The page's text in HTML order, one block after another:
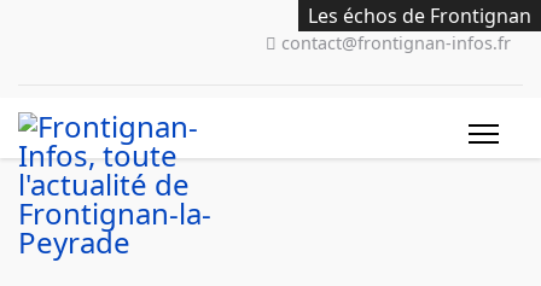
contact@frontignan-infos.fr
Evénements
Spectacles cinéma
Spectacles cinéma
Les échos de Frontignan
Evénements
Evénements
Les échos de Frontignan
Les échos de Frontignan